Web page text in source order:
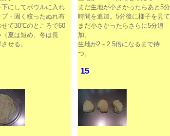
下にしてボウルに入れ
・固く絞ったぬれ布
せて30℃のところで60
夏は短め、冬は長
せる。
まだ生地が小さかったらあと5分
時間を追加。5分後に様子を見て
まだ小さかったらさらに5分追
加。
生地が2～2.5倍になるまで待
つ。
15